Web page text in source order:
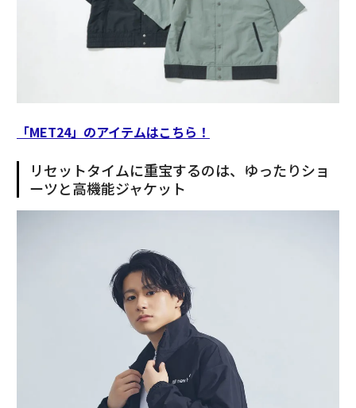
「MET24」のアイテムはこちら！
リセットタイムに重宝するのは、ゆったりショ
ーツと高機能ジャケット